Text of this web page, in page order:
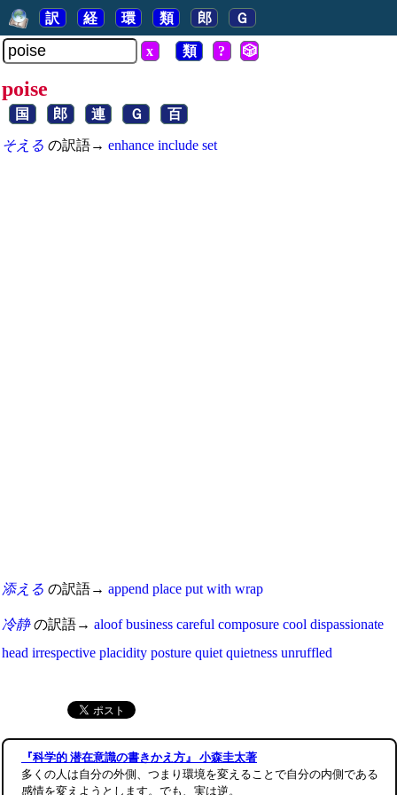
訳 経 環 類 郎 Ｇ
x 類 ? 🎲
poise
国 郎 連 Ｇ 百
そえる の訳語→ enhance include set
添える の訳語→ append place put with wrap
冷静の訳語→ aloof business careful composure cool dispassionate
head irrespective placidity posture quiet quietness unruffled
『科学的 潜在意識の書きかえ方』 小森圭太著
多くの人は自分の外側、つまり環境を変えることで自分の内側である
感情を変えようとします。でも、実は逆。